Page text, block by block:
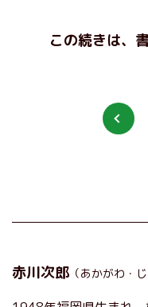
この続きは、
赤川次郎 （あかがわ・じ